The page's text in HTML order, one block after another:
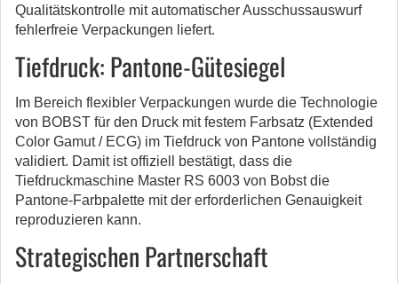
Qualitätskontrolle mit automatischer Ausschussauswurf
fehlerfreie Verpackungen liefert.
Tiefdruck: Pantone-Gütesiegel
Im Bereich flexibler Verpackungen wurde die Technologie
von BOBST für den Druck mit festem Farbsatz (Extended
Color Gamut / ECG) im Tiefdruck von Pantone vollständig
validiert. Damit ist offiziell bestätigt, dass die
Tiefdruckmaschine Master RS 6003 von Bobst die
Pantone-Farbpalette mit der erforderlichen Genauigkeit
reproduzieren kann.
Strategischen Partnerschaft